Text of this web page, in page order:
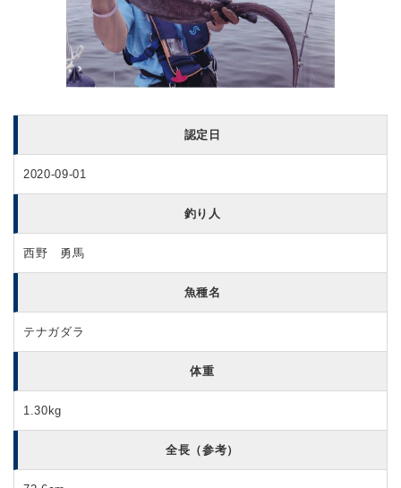
認定日
2020-09-01
釣り人
西野 勇馬
魚種名
テナガダラ
体重
1.30kg
全長（参考）